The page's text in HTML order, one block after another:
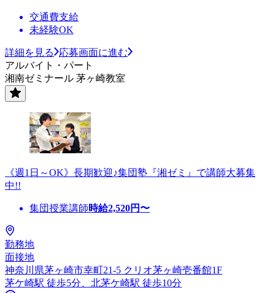
交通費支給
未経験OK
詳細を見る
応募画面に進む
アルバイト・パート
湘南ゼミナール 茅ヶ崎教室
《週1日～OK》長期歓迎♪集団塾『湘ゼミ』で講師大募集
中!!
集団授業講師時給2,520円〜
勤務地
面接地
神奈川県茅ヶ崎市幸町21‐5 クリオ茅ヶ崎壱番館1F
茅ケ崎駅 徒歩5分、北茅ケ崎駅 徒歩10分